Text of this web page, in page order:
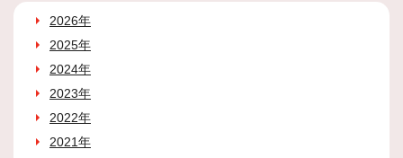
2026年
2025年
2024年
2023年
2022年
2021年